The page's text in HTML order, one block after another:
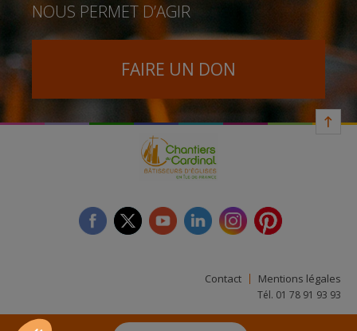
NOUS PERMET D’AGIR
FAIRE UN DON
Contact Mentions légales
Tél. 01 78 91 93 93